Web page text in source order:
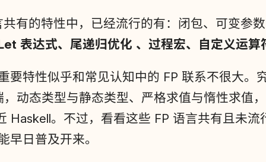
有的特性中，已经流行的有：闭包、可变参
表达式、尾递归优化 、过程宏、自定义运算
要特性似乎和常见认知中的 FP 联系不很大。
动态类型与静态类型、严格求值与惰性求值
Haskell。不过，看看这些 FP 语言共有且未流
早日普及开来。